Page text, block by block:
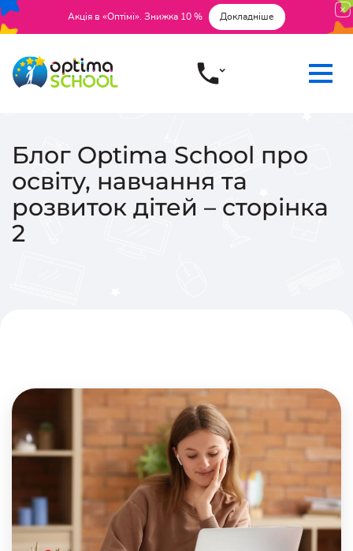
Акція в «Оптімі». Знижка 10 % Докладніше
Блог Optima School про
освіту, навчання та
розвиток дітей – сторінка
2